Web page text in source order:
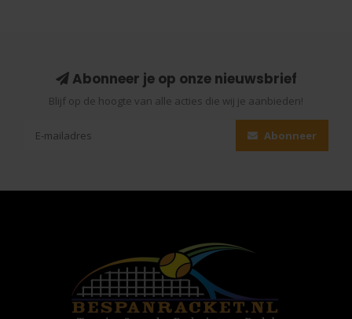
Abonneer je op onze nieuwsbrief
Blijf op de hoogte van alle acties die wij je aanbieden!
Abonneer